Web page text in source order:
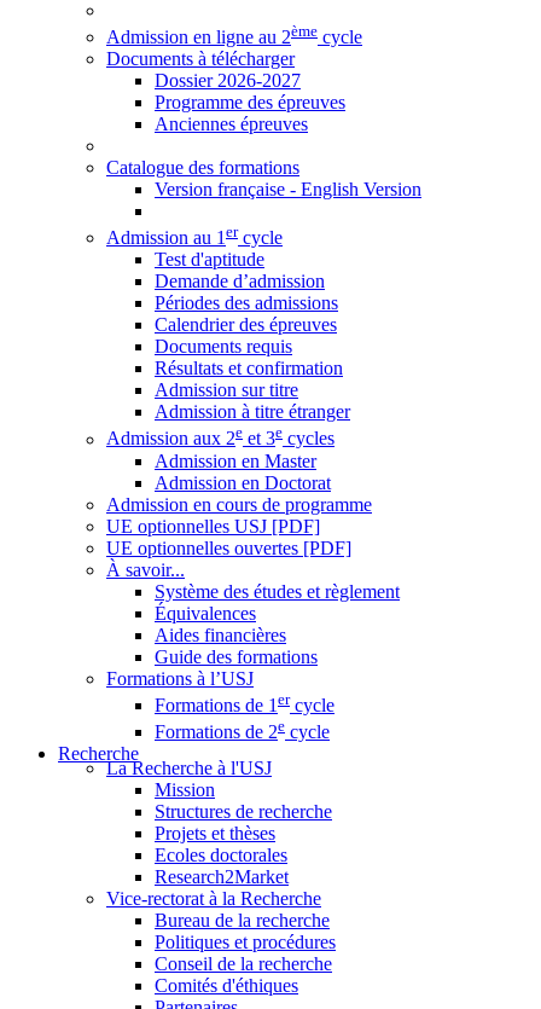
Admission en ligne au 2ème cycle
Documents à télécharger
Dossier 2026-2027
Programme des épreuves
Anciennes épreuves
Catalogue des formations
Version française - English Version
Admission au 1 ercycle
Test d'aptitude
Demande d’admission
Périodes des admissions
Calendrier des épreuves
Documents requis
Résultats et confirmation
Admission sur titre
Admission à titre étranger
Admission aux 2e et 3e cycles
Admission en Master
Admission en Doctorat
Admission en cours de programme
UE optionnelles USJ [PDF]
UE optionnelles ouvertes [PDF]
À savoir...
Système des études et règlement
Équivalences
Aides financières
Guide des formations
Formations à l’USJ
Formations de 1 ercycle
Formations de 2e cycle
Recherche
La Recherche à l'USJ
Mission
Structures de recherche
Projets et thèses
Ecoles doctorales
Research2Market
Vice-rectorat à la Recherche
Bureau de la recherche
Politiques et procédures
Conseil de la recherche
Comités d'éthiques